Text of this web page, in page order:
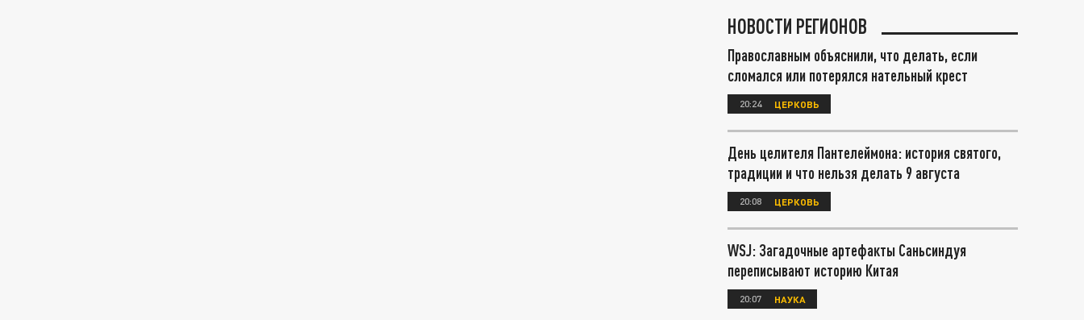
НОВОСТИ РЕГИОНОВ
Православным объяснили, что делать, если
сломался или потерялся нательный крест
20:24 ЦЕРКОВЬ
День целителя Пантелеймона: история святого,
традиции и что нельзя делать 9 августа
20:08 ЦЕРКОВЬ
WSJ: Загадочные артефакты Саньсиндуя
переписывают историю Китая
20:07 НАУКА